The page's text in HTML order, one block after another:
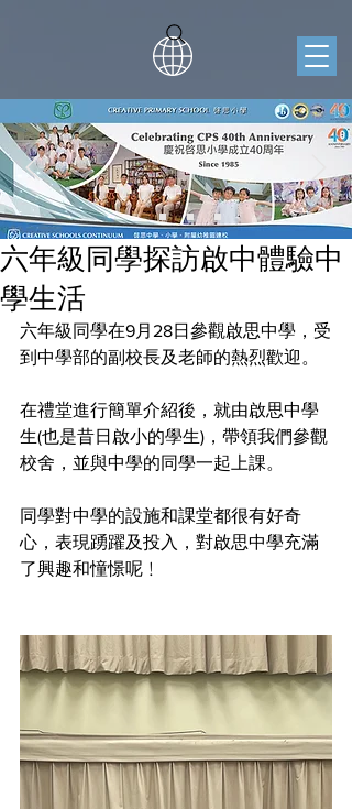
六年級同學探訪啟中體驗中
學生活
六年級同學在9月28日參觀啟思中學，受
到中學部的副校長及老師的熱烈歡迎。
在禮堂進行簡單介紹後，就由啟思中學
生(也是昔日啟小的學生)，帶領我們參觀
校舍，並與中學的同學一起上課。
同學對中學的設施和課堂都很有好奇
心，表現踴躍及投入，對啟思中學充滿
了興趣和憧憬呢﹗